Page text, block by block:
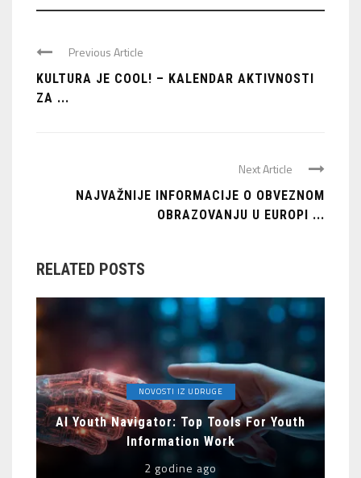
Previous Article
KULTURA JE COOL! – KALENDAR AKTIVNOSTI
ZA ...
Next Article
NAJVAŽNIJE INFORMACIJE O OBVEZNOM
OBRAZOVANJU U EUROPI ...
RELATED POSTS
NOVOSTI IZ UDRUGE
AI Youth Navigator: Top Tools For Youth
Information Work
2 godine ago